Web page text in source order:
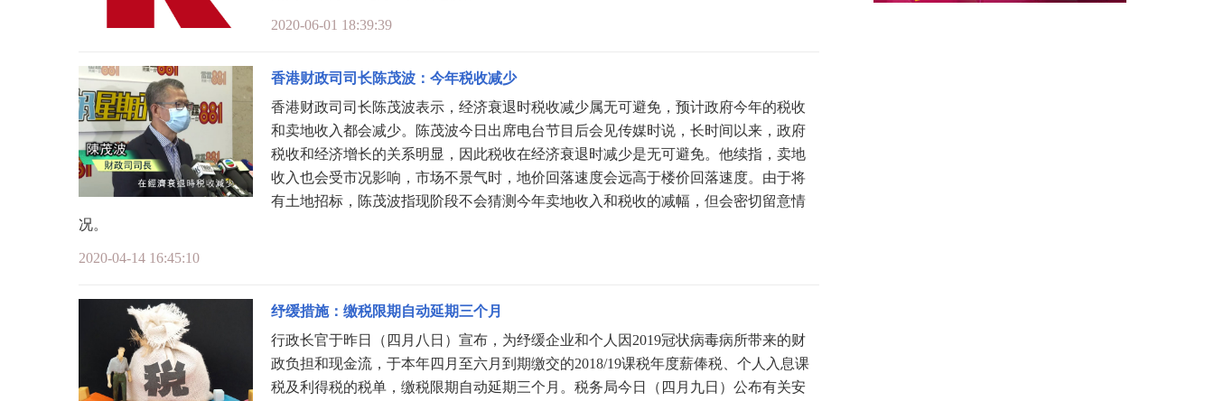
2020-06-01 18:39:39
香港财政司司长陈茂波：今年税收减少
香港财政司司长陈茂波表示，经济衰退时税收减少属无可避免，预计政府今年的税收
和卖地收入都会减少。陈茂波今日出席电台节目后会见传媒时说，长时间以来，政府
税收和经济增长的关系明显，因此税收在经济衰退时减少是无可避免。他续指，卖地
收入也会受市况影响，市场不景气时，地价回落速度会远高于楼价回落速度。由于将
有土地招标，陈茂波指现阶段不会猜测今年卖地收入和税收的减幅，但会密切留意情
况。
2020-04-14 16:45:10
纾缓措施：缴税限期自动延期三个月
行政长官于昨日（四月八日）宣布，为纾缓企业和个人因2019冠状病毒病所带来的财
政负担和现金流，于本年四月至六月到期缴交的2018/19课税年度薪俸税、个人入息课
税及利得税的税单，缴税限期自动延期三个月。税务局今日（四月九日）公布有关安